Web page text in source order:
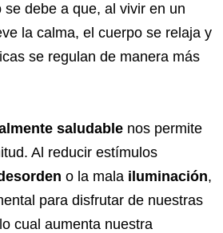
se debe a que, al vivir en un
la calma, el cuerpo se relaja y
se regulan de manera más
saludable nos permite
Al reducir estímulos
o la mala iluminación,
para disfrutar de nuestras
cual aumenta nuestra